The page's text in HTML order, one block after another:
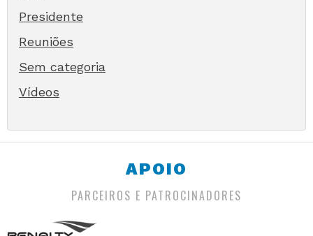
Presidente
Reuniões
Sem categoria
Vídeos
APOIO
PARCEIROS E PATROCINADORES